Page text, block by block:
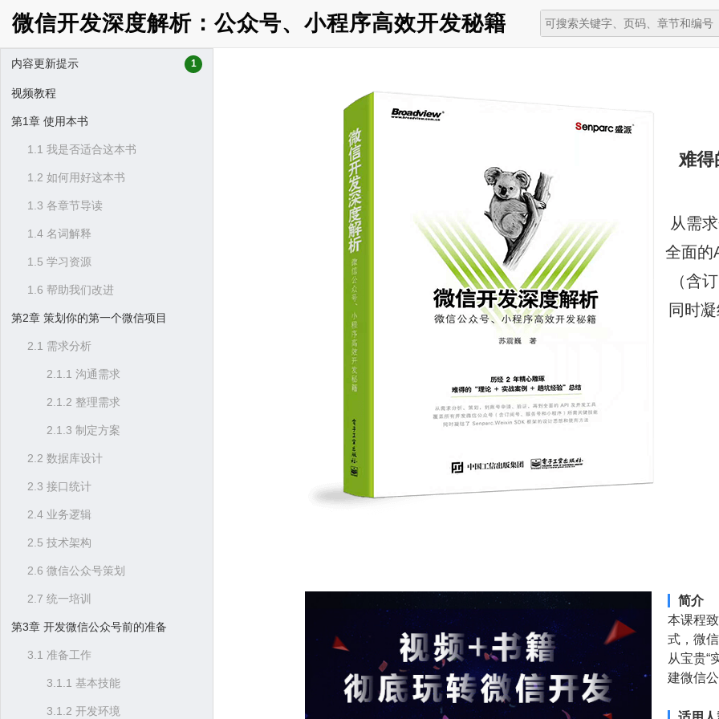
微信开发深度解析：公众号、小程序高效开发秘籍
内容更新提示 1
视频教程
第1章 使用本书
1.1 我是否适合这本书
1.2 如何用好这本书
1.3 各章节导读
1.4 名词解释
1.5 学习资源
1.6 帮助我们改进
第2章 策划你的第一个微信项目
2.1 需求分析
2.1.1 沟通需求
2.1.2 整理需求
2.1.3 制定方案
2.2 数据库设计
2.3 接口统计
2.4 业务逻辑
2.5 技术架构
2.6 微信公众号策划
2.7 统一培训
第3章 开发微信公众号前的准备
3.1 准备工作
3.1.1 基本技能
3.1.2 开发环境